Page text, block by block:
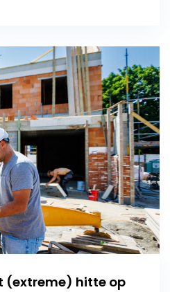
(extreme) hitte op